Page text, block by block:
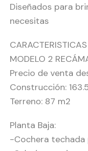
Diseñados para
necesitas
CARACTERISTICAS
MODELO 2
Precio de venta
Construcción:
Terreno: 87 m2
Planta Baja:
-Cochera techada